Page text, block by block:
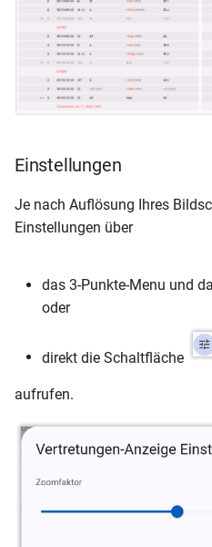
Einstellungen
Je nach Auflösung Ihres
Einstellungen über
das 3-Punkte-Menu und
oder
direkt die Schaltfläche
aufrufen.